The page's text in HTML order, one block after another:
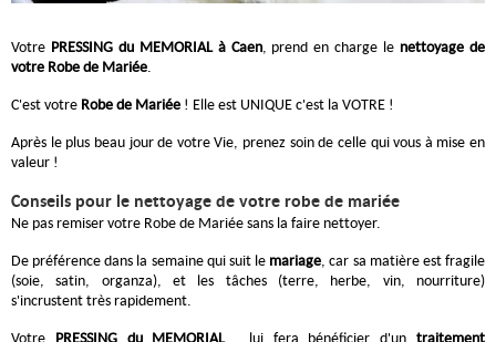
Votre PRESSING du MEMORIAL à Caen, prend en charge le nettoyage de
votre Robe de Mariée.
C'est votre Robe de Mariée ! Elle est UNIQUE c'est la VOTRE !
Après le plus beau jour de votre Vie, prenez soin de celle qui vous à mise en
valeur !
Conseils pour le nettoyage de votre robe de mariée
Ne pas remiser votre Robe de Mariée sans la faire nettoyer.
De préférence dans la semaine qui suit le mariage, car sa matière est fragile
(soie, satin, organza), et les tâches (terre, herbe, vin, nourriture)
s'incrustent très rapidement.
Votre PRESSING du MEMORIAL, lui fera bénéficier d'untraitement